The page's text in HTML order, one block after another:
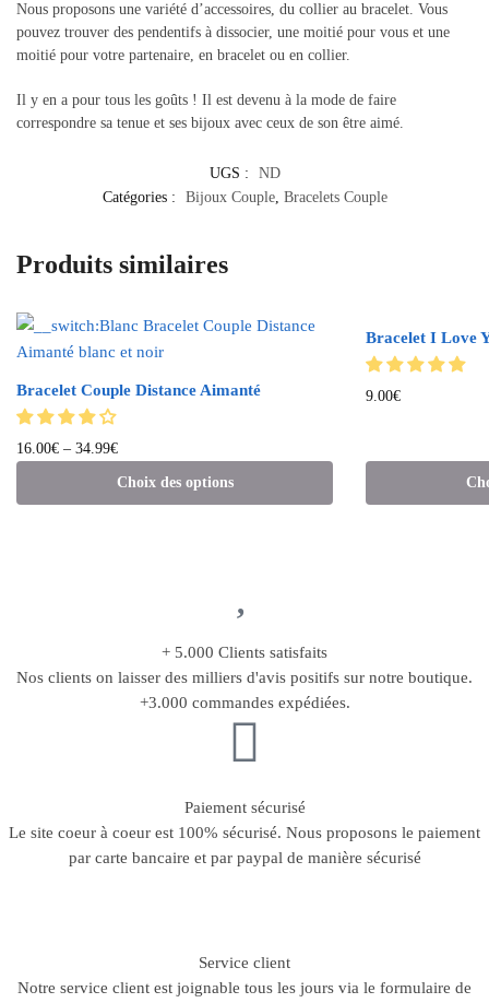
Nous proposons une variété d’accessoires, du collier au bracelet. Vous
pouvez trouver des pendentifs à dissocier, une moitié pour vous et une
moitié pour votre partenaire, en bracelet ou en collier.
Il y en a pour tous les goûts ! Il est devenu à la mode de faire
correspondre sa tenue et ses bijoux avec ceux de son être aimé.
UGS :
ND
Catégories :
Bijoux Couple, Bracelets Couple
Produits similaires
Bracelet Couple Distance Aimanté
16.00€ – 34.99€
Choix des options
Bracelet I Love
9.00€
+ 5.000 Clients satisfaits
Nos clients on laisser des milliers d'avis positifs sur notre boutique.
+3.000 commandes expédiées.
Paiement sécurisé
Le site coeur à coeur est 100% sécurisé. Nous proposons le paiement
par carte bancaire et par paypal de manière sécurisé
Service client
Notre service client est joignable tous les jours via le formulaire de